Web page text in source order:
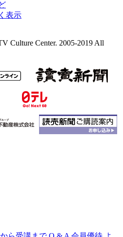
表示
Culture Center. 2005-2019 All